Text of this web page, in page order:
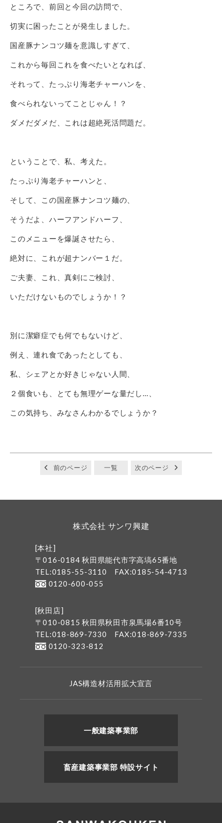
ところで、前回と今回の訪問で、
切実に困ったことが発生しました。
国産豚ナンコツ麺を意識しすぎて、
これから毎回これを食べたいとなれば、
それって、たっぷり海老チャーハンを、
食べられないってことじゃん！？
ダメだダメだ、これは超絶死活問題だ。
ということで、私、考えた。
たっぷり海老チャーハンと、
そして、この国産豚ナンコツ麺の、
そうだよ、ハーフアンドハーフ、
このメニューを爆誕させたら、
絶対に、これが超ナンバー１だ。
ご夫妻、これ、真剣にご検討、
いただけないものでしょうか！？
別に潔癖症でも何でもないけど、
例え、連れ食であったとしても、
私、シェアとか好きじゃない人間、
２個食いも、とても無理ゲーな量だし…、
この気持ち、みなさんわかるでしょうか？
前のページ 一覧 次のページ
株式会社 サンワ興建
[本社]
〒016-0184 秋田県能代市字高塙65番地
TEL:0185-55-3110
FAX:0185-54-4713
0120-600-055
[秋田店]
〒010-0815 秋田県秋田市泉馬場6番10号
TEL:018-869-7330
FAX:018-869-7335
0120-323-812
JAS構造材活用拡大宣言
一般建築事業部
畜産建築事業部 特設サイト